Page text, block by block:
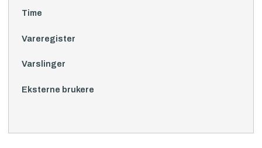
Time
Vareregister
Varslinger
Eksterne brukere